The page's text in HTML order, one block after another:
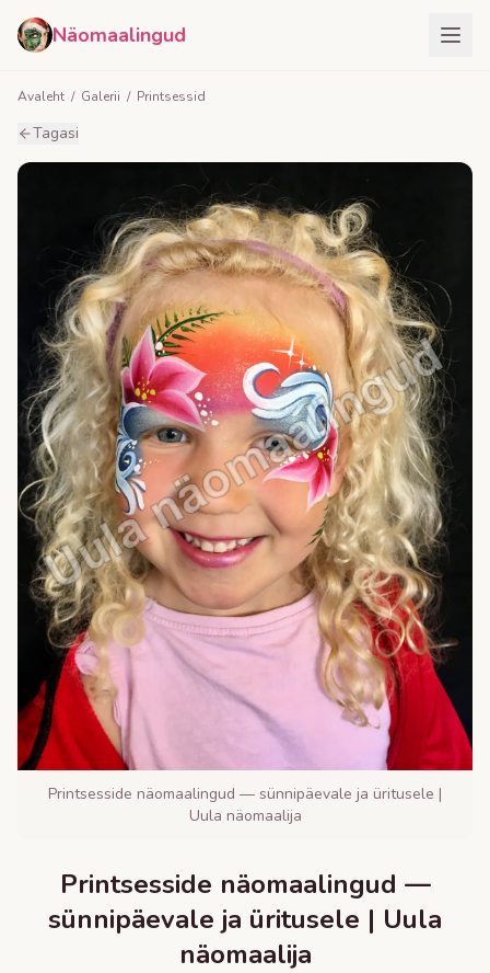
Näomaalingud
Avaleht / Galerii / Printsessid
Tagasi
Printsesside näomaalingud — sünnipäevale ja üritusele |
Uula näomaalija
Printsesside näomaalingud —
sünnipäevale ja üritusele | Uula
näomaalija